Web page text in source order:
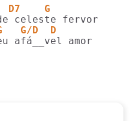
D7    G
G/D  D
afá__vel amor